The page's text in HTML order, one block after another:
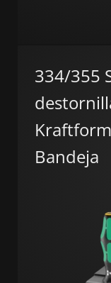
334/355
Bandeja